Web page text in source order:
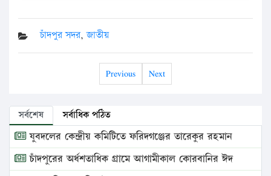
চাঁদপুর সদর,জাতীয়
Previous Next
সর্বশেষ সর্বাধিক পঠিত
যুবদলের কেন্দ্রীয় কমিটিতে ফরিদগঞ্জের তারেকুর রহমান
চাঁদপুরের অর্ধশতাধিক গ্রামে আগামীকাল কোরবানির ঈদ